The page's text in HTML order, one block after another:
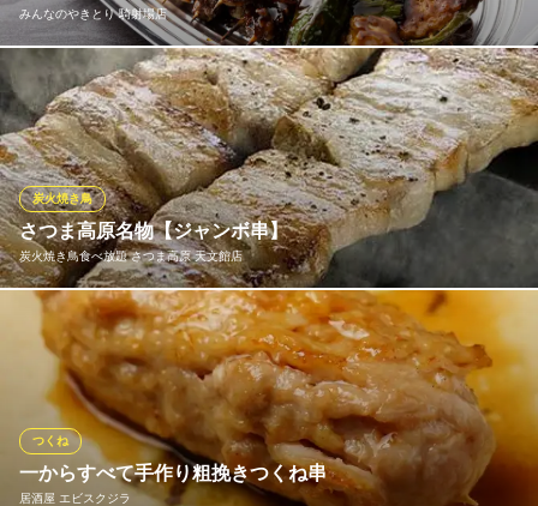
みんなのやきとり 騎射場店
とにかく安い！でも旨い！こだわりの焼鳥は、なんと1本97円(税
込)からご提供！部位ごとに最適な焼き加減で仕上げ、タレ・塩ど
ちらもお酒が進む味わいです。ねぎま、皮、つくねなど定番はも
ちろん、希少部位もラインナップ。「とりあえず10本！」と注文
したくなる気軽さが魅力です◎
みんなのやきとり 騎射場店
大勢でワイワイ大宴会！
鹿児島市電（系統1）騎射場駅 徒歩2分
鹿児島県鹿児島市荒田2-76-9
さつま高原名物【ジャンボ串】
炭火焼き鳥食べ放題 さつま高原 天文館店
炭火焼き鳥
当店名物！！手に持ったらその重さを是非体感してください！！
一人で丸ごと食べても良し！家族・お友達とシェアするも良し！
もちろん食べ放題にラインナップされているから好きなだけお召
し上がりください☆お味はシンプルな「お塩」、こだわりの「た
れ」、濃厚な「チーズ」をご用意しております♪
炭火焼き鳥食べ放題 さつま高原 天文館店
一からすべて手作り粗挽きつくね串
居酒屋 エビスクジラ
つくね